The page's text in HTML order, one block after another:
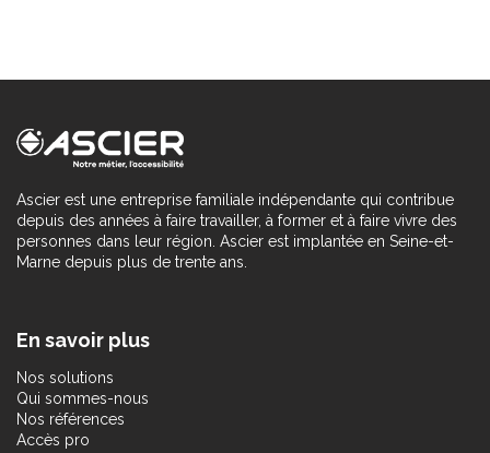
Ascier est une entreprise familiale indépendante qui contribue
depuis des années à faire travailler, à former et à faire vivre des
personnes dans leur région. Ascier est implantée en Seine-et-
Marne depuis plus de trente ans.
En savoir plus
Nos solutions
Qui sommes-nous
Nos références
Accès pro